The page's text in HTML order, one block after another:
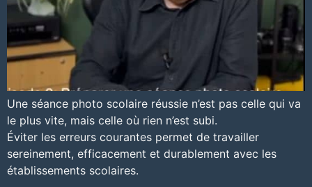
Une séance photo scolaire réussie n’est pas celle qui va
le plus vite, mais celle où rien n’est subi.
Éviter les erreurs courantes permet de travailler
sereinement, efficacement et durablement avec les
établissements scolaires.